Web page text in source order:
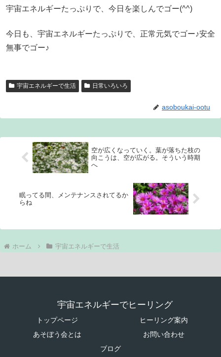
宇宙エネルギーたっぷりで、今日を楽しんでゴー(^^)
今日も、宇宙エネルギーたっぷりで、正常元気でゴー♪安全
無事でゴー♪
宇宙エネルギーで生活 日常いろいろ
asoboukai-ootu
空が広くなっていく。葉が落ちた枝の
向こうは、空が広がる。そういう時期
へ
眠ってる間、メンテナンスされてるか
らね
ホーム 宇宙エネルギーで生活
宇宙エネルギーでヒーリング
トップページ
ヒーリング案内
あそぼう会とは
お問い合わせ
ブログ